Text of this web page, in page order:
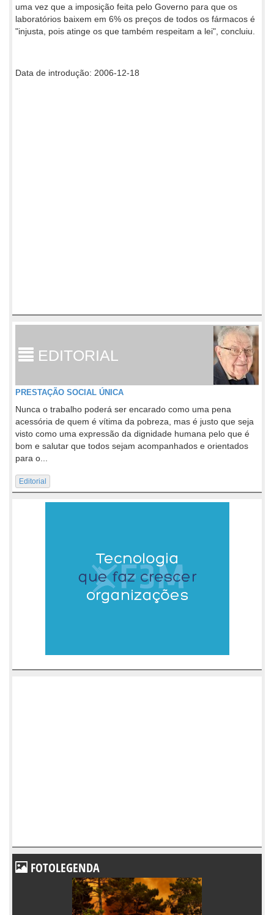
uma vez que a imposição feita pelo Governo para que os
laboratórios baixem em 6% os preços de todos os fármacos é
"injusta, pois atinge os que também respeitam a lei", concluiu.
Data de introdução: 2006-12-18
EDITORIAL
PRESTAÇÃO SOCIAL ÚNICA
Nunca o trabalho poderá ser encarado como uma pena
acessória de quem é vítima da pobreza, mas é justo que seja
visto como uma expressão da dignidade humana pelo que é
bom e salutar que todos sejam acompanhados e orientados
para o...
Editorial
FOTOLEGENDA